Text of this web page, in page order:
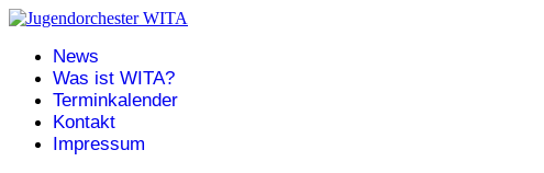
News
Was ist WITA?
Terminkalender
Kontakt
Impressum